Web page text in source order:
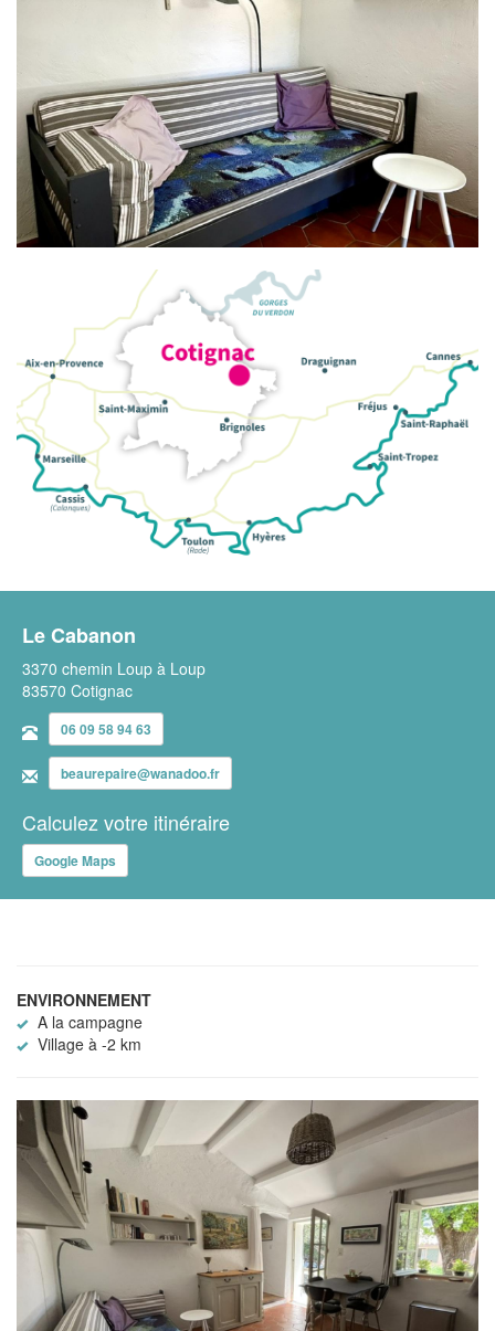
Le Cabanon
3370 chemin Loup à Loup
83570 Cotignac
06 09 58 94 63
beaurepaire@wanadoo.fr
Calculez votre itinéraire
Google Maps
ENVIRONNEMENT
A la campagne
Village à -2 km